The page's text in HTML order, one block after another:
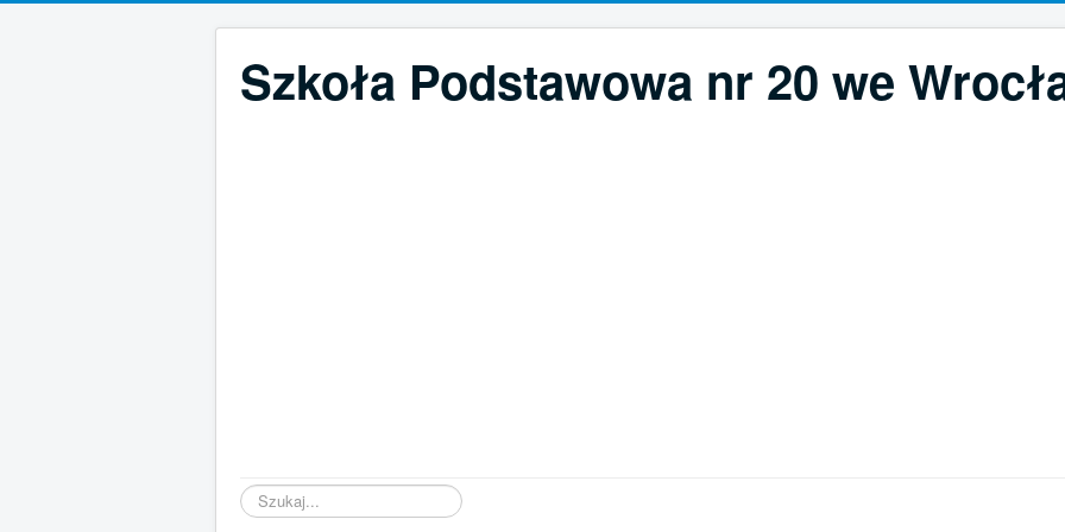
Szkoła Podstawowa nr 20 we
Szukaj...